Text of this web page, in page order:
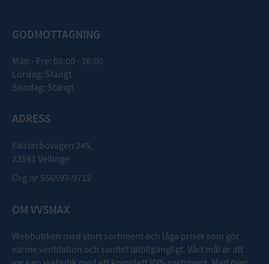
GODMOTTAGNING
Mån - Fre: 08:00 - 16:00
Lördag: Stängt
Söndag: Stängt
ADRESS
Falsterbovägen 245,
23591 Vellinge
Org.nr 556597-9712
OM VVSMAX
Webbutiken med stort sortiment och låga priser som gör
värme,ventilation och sanitet lättillgängligt. Vårt mål är att